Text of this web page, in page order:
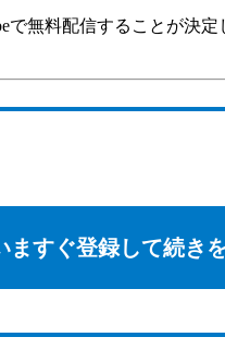
無料配信することが
ますぐ登録して続き